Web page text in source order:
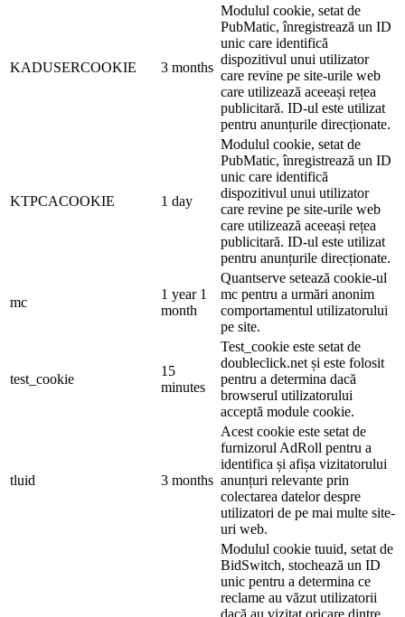
KADUSERCOOKIE 3 months
Modulul cookie, setat de
PubMatic, înregistrează un ID
unic care identifică
dispozitivul unui utilizator
care revine pe site-urile web
care utilizează aceeași rețea
publicitară. ID-ul este utilizat
pentru anunțurile direcționate.
KTPCACOOKIE 1 day
Modulul cookie, setat de
PubMatic, înregistrează un ID
unic care identifică
dispozitivul unui utilizator
care revine pe site-urile web
care utilizează aceeași rețea
publicitară. ID-ul este utilizat
pentru anunțurile direcționate.
mc
1 year 1
month
Quantserve setează cookie-ul
mc pentru a urmări anonim
comportamentul utilizatorului
pe site.
test_cookie
15
minutes
Test_cookie este setat de
doubleclick.net și este folosit
pentru a determina dacă
browserul utilizatorului
acceptă module cookie.
tluid 3 months
Acest cookie este setat de
furnizorul AdRoll pentru a
identifica și afișa vizitatorului
anunțuri relevante prin
colectarea datelor despre
utilizatori de pe mai multe site-
uri web.
Modulul cookie tuuid, setat de
BidSwitch, stochează un ID
unic pentru a determina ce
reclame au văzut utilizatorii